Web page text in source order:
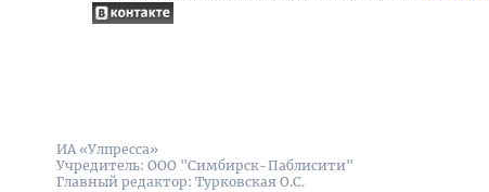
ИА «Улпресса»
Учредитель: ООО "Симбирск-Паблисити"
Главный редактор: Турковская О.С.